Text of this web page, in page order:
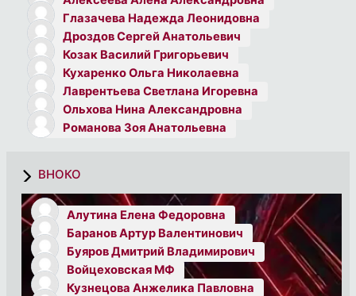
Глазачева Надежда Леонидовна
Дроздов Сергей Анатольевич
Козак Василий Григорьевич
Кухаренко Ольга Николаевна
Лаврентьева Светлана Игоревна
Ольхова Нина Александровна
Романова Зоя Анатольевна
ВНОКО
Алутина Елена Федоровна
Баранов Артур Валентинович
Буяров Дмитрий Владимирович
Войцеховская МФ
Кузнецова Анжелика Павловна